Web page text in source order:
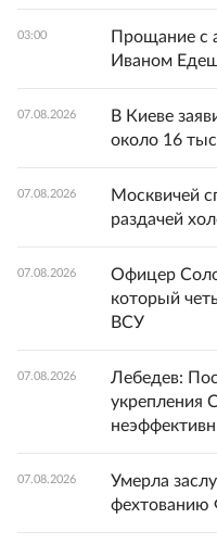
03:00
Прощание с
Иваном
07.08.2026
В Киеве
около 16
07.08.2026
Москвичей
раздачей
07.08.2026
Офицер
который
ВСУ
07.08.2026
Лебедев:
укрепления
07.08.2026
Умерла
фехтованию